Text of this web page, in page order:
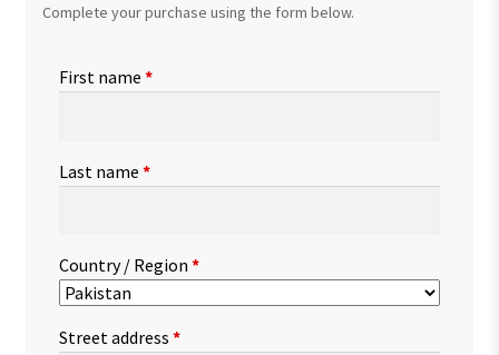
Complete your purchase using the form below.
First name *
Last name *
Country / Region *
Street address *